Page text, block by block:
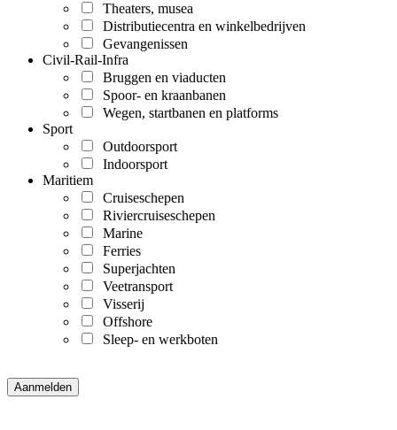
Theaters, musea
Distributiecentra en winkelbedrijven
Gevangenissen
Civil-Rail-Infra
Bruggen en viaducten
Spoor- en kraanbanen
Wegen, startbanen en platforms
Sport
Outdoorsport
Indoorsport
Maritiem
Cruiseschepen
Riviercruiseschepen
Marine
Ferries
Superjachten
Veetransport
Visserij
Offshore
Sleep- en werkboten